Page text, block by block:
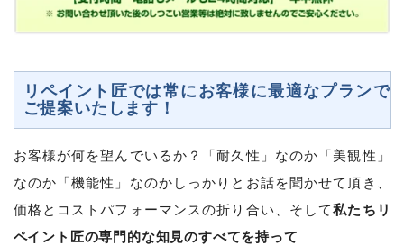
リペイント匠では常にお客様に最適なプランで
ご提案いたします！
お客様が何を望んでいるか？「耐久性」なのか「美観性」
なのか「機能性」なのかしっかりとお話を聞かせて頂き、
価格とコストパフォーマンスの折り合い、そして私たちリ
ペイント匠の専門的な知見のすべてを持って